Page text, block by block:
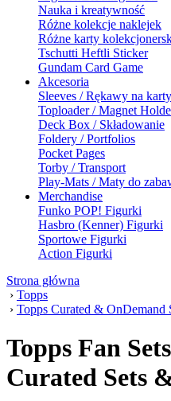
Nauka i kreatywność
Różne kolekcje naklejek
Różne karty
Tschutti Heftli Sticker
Gundam Card Game
Akcesoria
Sleeves / Rękawy na karty
Toploader / Magnet
Deck Box / Składowanie
Foldery / Portfolios
Pocket Pages
Torby / Transport
Play-Mats / Maty do
Merchandise
Funko POP! Figurki
Hasbro (Kenner) Figurki
Sportowe Figurki
Action Figurki
Strona główna
› Topps
› Topps Curated & OnDemand
Topps Fan
Curated Sets